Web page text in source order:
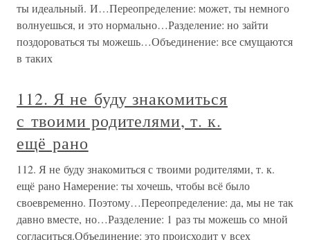
ты идеальный. И…Переопределение: может, ты немного
волнуешься, и это нормально…Разделение: но зайти
поздороваться ты можешь…Объединение: все смущаются
в таких
112. Я не буду знакомиться
с твоими родителями, т. к.
ещё рано
112. Я не буду знакомиться с твоими родителями, т. к.
ещё рано Намерение: ты хочешь, чтобы всё было
своевременно. Поэтому…Переопределение: да, мы не так
давно вместе, но…Разделение: 1 раз ты можешь со мной
согласиться.Объединение: это происходит у всех